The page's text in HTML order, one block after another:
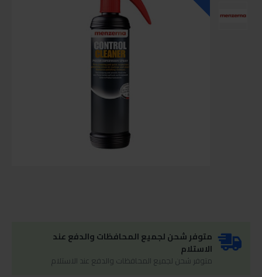
متوفر شحن لجميع المحافظات والدفع عند
الاستلام
متوفر شحن لجميع المحافظات والدفع عند الاستلام